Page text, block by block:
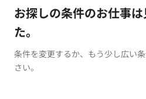
お探しの条件のお仕事
た。
条件を変更するか、もう少し広い
さい。